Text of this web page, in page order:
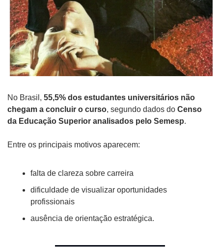
No Brasil, 55,5% dos estudantes universitários não
chegam a concluir o curso, segundo dados do Censo
da Educação Superior analisados pelo Semesp.
Entre os principais motivos aparecem:
falta de clareza sobre carreira
dificuldade de visualizar oportunidades
profissionais
ausência de orientação estratégica.